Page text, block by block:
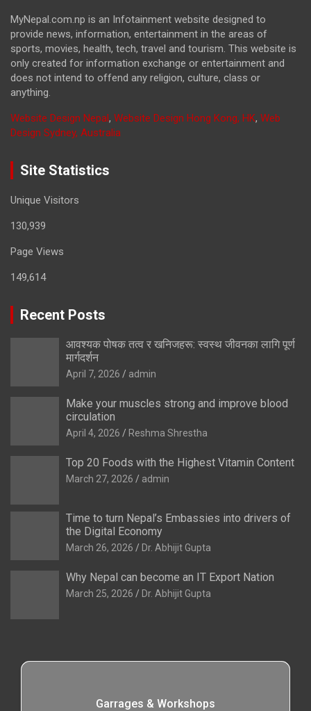
MyNepal.com.np is an Infotainment website designed to
provide news, information, entertainment in the areas of
sports, movies, health, tech, travel and tourism. This website is
only created for information exchange or entertainment and
does not intend to offend any religion, culture, class or
anything.
Website Design Nepal, Website Design Hong Kong, HK, Web
Design Sydney, Australia
Site Statistics
Unique Visitors
130,939
Page Views
149,614
Recent Posts
आवश्यक पोषक तत्व र खनिजहरू: स्वस्थ जीवनका लागि पूर्ण
मार्गदर्शन
April 7, 2026 admin
Make your muscles strong and improve blood
circulation
April 4, 2026 Reshma Shrestha
Top 20 Foods with the Highest Vitamin Content
March 27, 2026 admin
Time to turn Nepal’s Embassies into drivers of
the Digital Economy
March 26, 2026 Dr. Abhijit Gupta
Why Nepal can become an IT Export Nation
March 25, 2026 Dr. Abhijit Gupta
Garrages & Workshops